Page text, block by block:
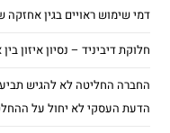
דמי שימוש ראויים בגין אחזקה
חלוקת דיביניד – נסיון איזון
החברה החליטה לא להגיש
הדעת העסקי לא יחול על